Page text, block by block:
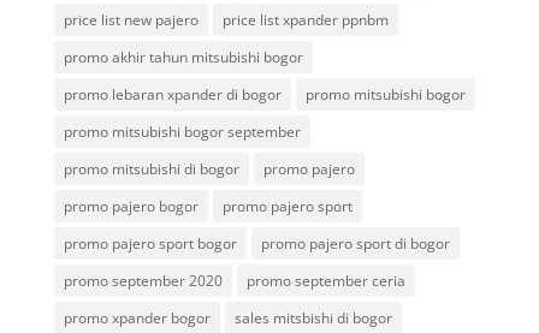
price list new pajero
price list xpander ppnbm
promo akhir tahun mitsubishi bogor
promo lebaran xpander di bogor
promo mitsubishi bogor
promo mitsubishi bogor september
promo mitsubishi di bogor
promo pajero
promo pajero bogor
promo pajero sport
promo pajero sport bogor
promo pajero sport di bogor
promo september 2020
promo september ceria
promo xpander bogor
sales mitsbishi di bogor